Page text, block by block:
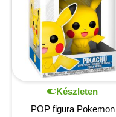
Készleten
POP figura Pokemon